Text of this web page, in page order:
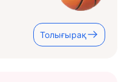
Толығырақ